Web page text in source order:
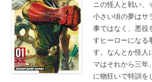
ニの怪人と戦い、
小さい頃の夢はサ
事ではなく、悪役
すヒーローになる
す。なんとか怪人
マはそれから三年
に物狂いで特訓を